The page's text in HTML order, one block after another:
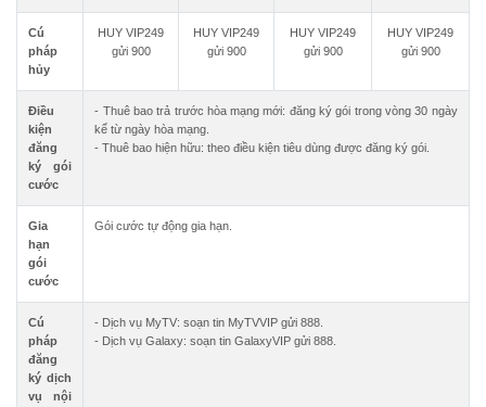
Cú
pháp
hủy
HUY VIP249
gửi 900
HUY VIP249
gửi 900
HUY VIP249
gửi 900
HUY VIP249
gửi 900
Điều
kiện
đăng
ký gói
cước
- Thuê bao trả trước hòa mạng mới: đăng ký gói trong vòng 30 ngày
kể từ ngày hòa mạng.
- Thuê bao hiện hữu: theo điều kiện tiêu dùng được đăng ký gói.
Gia
hạn
gói
cước
Gói cước tự động gia hạn.
Cú
pháp
đăng
ký dịch
vụ nội
- Dịch vụ MyTV: soạn tin MyTVVIP gửi 888.
- Dịch vụ Galaxy: soạn tin GalaxyVIP gửi 888.